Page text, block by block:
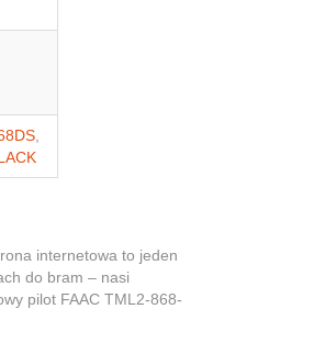
,
internetowa to jeden
do bram – nasi
pilot FAAC TML2-868-